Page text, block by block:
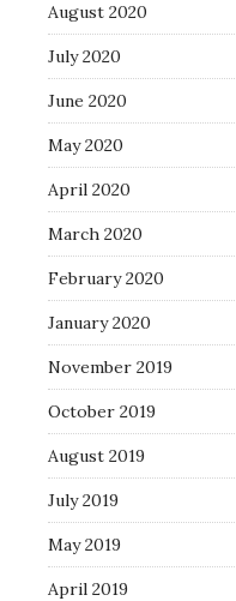
August 2020
July 2020
June 2020
May 2020
April 2020
March 2020
February 2020
January 2020
November 2019
October 2019
August 2019
July 2019
May 2019
April 2019